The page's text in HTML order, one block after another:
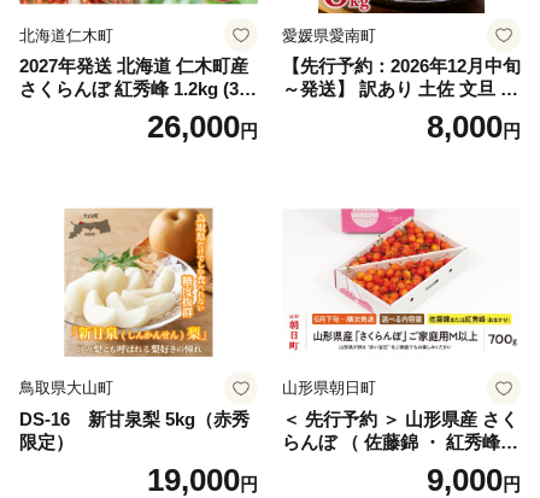
北海道仁木町
2027年発送 北海道 仁木町産
さくらんぼ 紅秀峰 1.2kg (300
g×4パック) Lサイズ以上 旬
桜桃 産地直送 サクランボ チ
26,000円
愛媛県愛南町
【先行予約：2026年12月中旬
～発送】 訳あり 土佐 文旦 8k
g (Mサイズ以上サイズミック
ス) 8000円 わけあり ぶんた
産 農家直送 期間限定 特産品
サイズミックス くらもとフ
ァーム 愛南町 愛媛県
8,000円
鳥取県大山町
DS-16 新甘泉梨 5kg（赤秀
限定）
19,000円
山形県朝日町
＜ 先行予約 ＞ 山形県産 さく
らんぼ （ 佐藤錦 ・ 紅秀峰
） ご家庭用 M以上 700g 【20
26年6月下旬から7月上旬発
9,000円